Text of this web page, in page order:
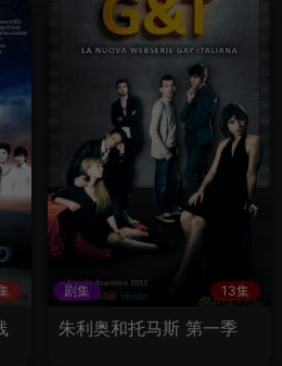
剧集 13集
朱利奥和托马斯 第一季